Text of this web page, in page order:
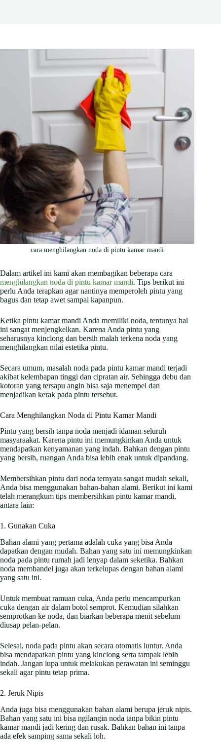
cara menghilangkan noda di pintu kamar mandi
Dalam artikel ini kami akan membagikan beberapa cara
menghilangkan noda di pintu kamar mandi. Tips berikut ini
perlu Anda terapkan agar nantinya memperoleh pintu yang
bagus dan tetap awet sampai kapanpun.
Ketika pintu kamar mandi Anda memiliki noda, tentunya hal
ini sangat menjengkelkan. Karena Anda pintu yang
seharusnya kinclong dan bersih malah terkena noda yang
menghilangkan nilai estetika pintu.
Secara umum, masalah noda pada pintu kamar mandi terjadi
akibat kelembapan tinggi dan cipratan air. Sehingga debu dan
kotoran yang tersapu angin bisa saja menempel dan
menjadikan kerak pada pintu tersebut.
Cara Menghilangkan Noda di Pintu Kamar Mandi
Pintu yang bersih tanpa noda menjadi idaman seluruh
masyaraakat. Karena pintu ini memungkinkan Anda untuk
mendapatkan kenyamanan yang indah. Bahkan dengan pintu
yang bersih, ruangan Anda bisa lebih enak untuk dipandang.
Membersihkan pintu dari noda ternyata sangat mudah sekali,
Anda bisa menggunakan bahan-bahan alami. Berikut ini kami
telah merangkum tips membersihkan pintu kamar mandi,
antara lain:
1. Gunakan Cuka
Bahan alami yang pertama adalah cuka yang bisa Anda
dapatkan dengan mudah. Bahan yang satu ini memungkinkan
noda pada pintu rumah jadi lenyap dalam seketika. Bahkan
noda membandel juga akan terkelupas dengan bahan alami
yang satu ini.
Untuk membuat ramuan cuka, Anda perlu mencampurkan
cuka dengan air dalam botol semprot. Kemudian silahkan
semprotkan ke noda, dan biarkan beberapa menit sebelum
diusap pelan-pelan.
Selesai, noda pada pintu akan secara otomatis luntur. Anda
bisa mendapatkan pintu yang kinclong serta tampak lebih
indah. Jangan lupa untuk melakukan perawatan ini seminggu
sekali agar pintu tetap prima.
2. Jeruk Nipis
Anda juga bisa menggunakan bahan alami berupa jeruk nipis.
Bahan yang satu ini bisa ngilangin noda tanpa bikin pintu
kamar mandi jadi kering dan rusak. Bahkan bahan ini tanpa
ada efek samping sama sekali loh.